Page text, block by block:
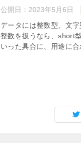
公開日： 2023年5月6日
データには整数型、文
整数を扱うなら、short
いった具合に、用途に